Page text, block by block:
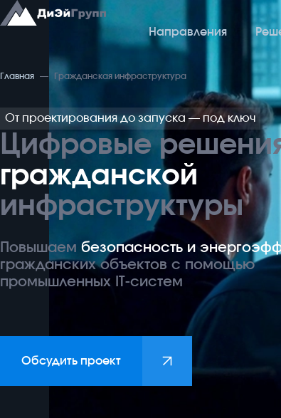
Направления
Направления
АСУ ТП
Автоматизированные Системы Управления
МФСБ
Многофункциональные Системы Безопасности
Диспетчеризация
Системы Диспетчеризации: АСДУ, ЕСДУ, ДАС
История, миссия,
СОУТ
Главная Гражданская инфраструктура
От проектирования до запуска — под ключ
Цифровые
гражданской
инфраструктуры
Повышаем безопасность и
гражданских объектов с помощью
промышленных IT-систем
Обсудить проект